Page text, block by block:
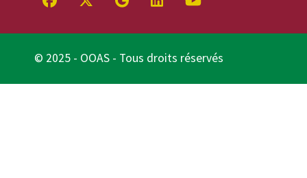
© 2025 - OOAS - Tous droits réservés